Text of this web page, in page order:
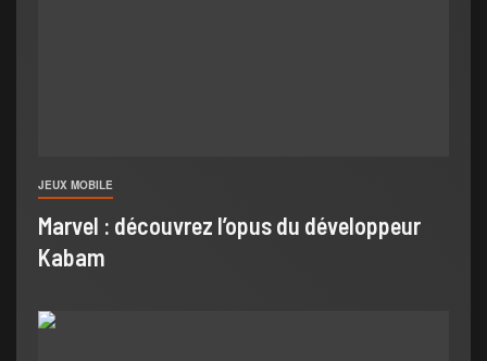
JEUX MOBILE
Marvel : découvrez l’opus du développeur
Kabam